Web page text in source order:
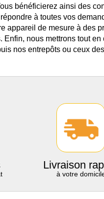
bénéficierez ainsi des
à toutes vos
appareil de mesure à des
Enfin, nous mettrons tout
nos entrepôts ou ceux
Livraison
à votre